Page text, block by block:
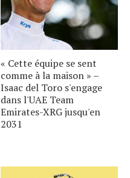
« Cette équipe se sent
comme à la maison » –
Isaac del Toro s'engage
dans l'UAE Team
Emirates-XRG jusqu'en
2031